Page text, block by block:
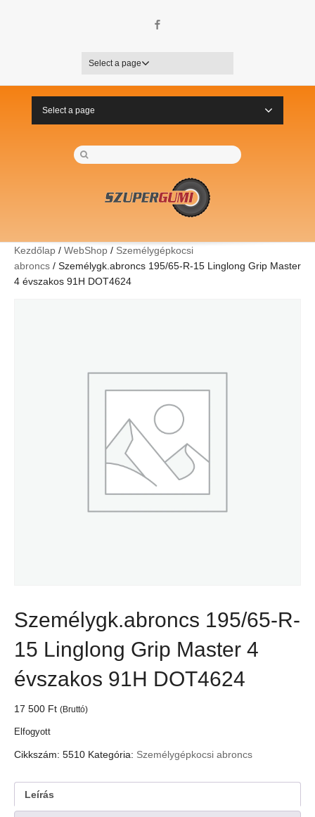
Select a page
Select a page
Kezdőlap / WebShop / Személygépkocsi
abroncs / Személygk.abroncs 195/65-R-15 Linglong Grip Master
4 évszakos 91H DOT4624
Személygk.abroncs 195/65-R-
15 Linglong Grip Master 4
évszakos 91H DOT4624
17 500 Ft (Bruttó)
Elfogyott
Cikkszám: 5510 Kategória: Személygépkocsi abroncs
Leírás